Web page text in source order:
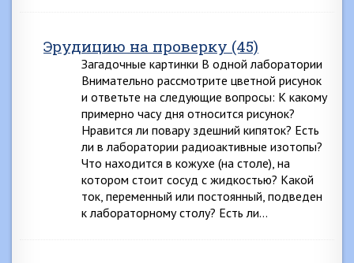
Эрудицию на проверку (45)
Загадочные картинки В одной лаборатории
Внимательно рассмотрите цветной рисунок
и ответьте на следующие вопросы: К какому
примерно часу дня относится рисунок?
Нравится ли повару здешний кипяток? Есть
ли в лаборатории радиоактивные изотопы?
Что находится в кожухе (на столе), на
котором стоит сосуд с жидкостью? Какой
ток, переменный или постоянный, подведен
к лабораторному столу? Есть ли…